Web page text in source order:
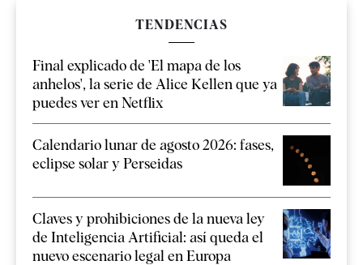
TENDENCIAS
Final explicado de 'El mapa de los
anhelos', la serie de Alice Kellen que ya
puedes ver en Netflix
Calendario lunar de agosto 2026: fases,
eclipse solar y Perseidas
Claves y prohibiciones de la nueva ley
de Inteligencia Artificial: así queda el
nuevo escenario legal en Europa